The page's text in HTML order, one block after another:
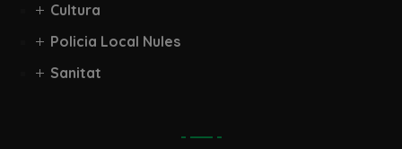
Cultura
Policia Local Nules
Sanitat